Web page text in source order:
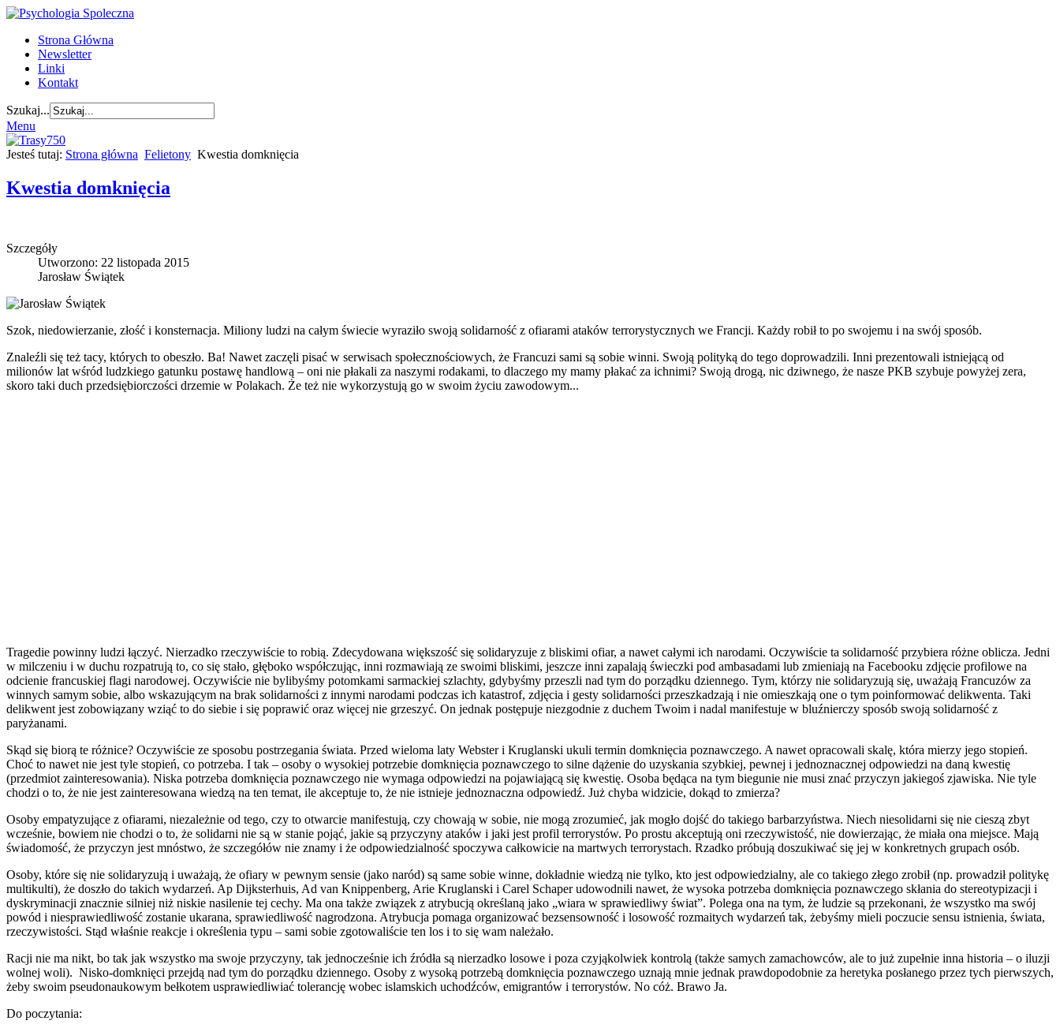
Strona Główna
Newsletter
Linki
Kontakt
Szukaj...
Menu
Jesteś tutaj: Strona główna Felietony Kwestia domknięcia
Kwestia domknięcia
Szczegóły
Utworzono: 22 listopada 2015
Jarosław Świątek
Szok, niedowierzanie, złość i konsternacja. Miliony ludzi na całym świecie wyraziło swoją solidarność z ofiarami ataków terrorystycznych we Francji. Każdy robił to po swojemu i na swój sposób.
Znaleźli się też tacy, których to obeszło. Ba! Nawet zaczęli pisać w serwisach społecznościowych, że Francuzi sami są sobie winni. Swoją polityką do tego doprowadzili. Inni prezentowali istniejącą od
milionów lat wśród ludzkiego gatunku postawę handlową – oni nie płakali za naszymi rodakami, to dlaczego my mamy płakać za ichnimi? Swoją drogą, nic dziwnego, że nasze PKB szybuje powyżej zera,
skoro taki duch przedsiębiorczości drzemie w Polakach. Że też nie wykorzystują go w swoim życiu zawodowym...
Tragedie powinny ludzi łączyć. Nierzadko rzeczywiście to robią. Zdecydowana większość się solidaryzuje z bliskimi ofiar, a nawet całymi ich narodami. Oczywiście ta solidarność przybiera różne oblicza. Jedni
w milczeniu i w duchu rozpatrują to, co się stało, głęboko współczując, inni rozmawiają ze swoimi bliskimi, jeszcze inni zapalają świeczki pod ambasadami lub zmieniają na Facebooku zdjęcie profilowe na
odcienie francuskiej flagi narodowej. Oczywiście nie bylibyśmy potomkami sarmackiej szlachty, gdybyśmy przeszli nad tym do porządku dziennego. Tym, którzy nie solidaryzują się, uważają Francuzów za
winnych samym sobie, albo wskazującym na brak solidarności z innymi narodami podczas ich katastrof, zdjęcia i gesty solidarności przeszkadzają i nie omieszkają one o tym poinformować delikwenta. Taki
delikwent jest zobowiązany wziąć to do siebie i się poprawić oraz więcej nie grzeszyć. On jednak postępuje niezgodnie z duchem Twoim i nadal manifestuje w bluźnierczy sposób swoją solidarność z
paryżanami.
Skąd się biorą te różnice? Oczywiście ze sposobu postrzegania świata. Przed wieloma laty Webster i Kruglanski ukuli termin domknięcia poznawczego. A nawet opracowali skalę, która mierzy jego stopień.
Choć to nawet nie jest tyle stopień, co potrzeba. I tak – osoby o wysokiej potrzebie domknięcia poznawczego to silne dążenie do uzyskania szybkiej, pewnej i jednoznacznej odpowiedzi na daną kwestię
(przedmiot zainteresowania). Niska potrzeba domknięcia poznawczego nie wymaga odpowiedzi na pojawiającą się kwestię. Osoba będąca na tym biegunie nie musi znać przyczyn jakiegoś zjawiska. Nie tyle
chodzi o to, że nie jest zainteresowana wiedzą na ten temat, ile akceptuje to, że nie istnieje jednoznaczna odpowiedź. Już chyba widzicie, dokąd to zmierza?
Osoby empatyzujące z ofiarami, niezależnie od tego, czy to otwarcie manifestują, czy chowają w sobie, nie mogą zrozumieć, jak mogło dojść do takiego barbarzyństwa. Niech niesolidarni się nie cieszą zbyt
wcześnie, bowiem nie chodzi o to, że solidarni nie są w stanie pojąć, jakie są przyczyny ataków i jaki jest profil terrorystów. Po prostu akceptują oni rzeczywistość, nie dowierzając, że miała ona miejsce. Mają
świadomość, że przyczyn jest mnóstwo, że szczegółów nie znamy i że odpowiedzialność spoczywa całkowicie na martwych terrorystach. Rzadko próbują doszukiwać się jej w konkretnych grupach osób.
Osoby, które się nie solidaryzują i uważają, że ofiary w pewnym sensie (jako naród) są same sobie winne, dokładnie wiedzą nie tylko, kto jest odpowiedzialny, ale co takiego złego zrobił (np. prowadził politykę
multikulti), że doszło do takich wydarzeń. Ap Dijksterhuis, Ad van Knippenberg, Arie Kruglanski i Carel Schaper udowodnili nawet, że wysoka potrzeba domknięcia poznawczego skłania do stereotypizacji i
dyskryminacji znacznie silniej niż niskie nasilenie tej cechy. Ma ona także związek z atrybucją określaną jako „wiara w sprawiedliwy świat”. Polega ona na tym, że ludzie są przekonani, że wszystko ma swój
powód i niesprawiedliwość zostanie ukarana, sprawiedliwość nagrodzona. Atrybucja pomaga organizować bezsensowność i losowość rozmaitych wydarzeń tak, żebyśmy mieli poczucie sensu istnienia, świata,
rzeczywistości. Stąd właśnie reakcje i określenia typu – sami sobie zgotowaliście ten los i to się wam należało.
Racji nie ma nikt, bo tak jak wszystko ma swoje przyczyny, tak jednocześnie ich źródła są nierzadko losowe i poza czyjąkolwiek kontrolą (także samych zamachowców, ale to już zupełnie inna historia – o iluzji
wolnej woli). Nisko-domknięci przejdą nad tym do porządku dziennego. Osoby z wysoką potrzebą domknięcia poznawczego uznają mnie jednak prawdopodobnie za heretyka posłanego przez tych pierwszych,
żeby swoim pseudonaukowym bełkotem usprawiedliwiać tolerancję wobec islamskich uchodźców, emigrantów i terrorystów. No cóż. Brawo Ja.
Do poczytania: